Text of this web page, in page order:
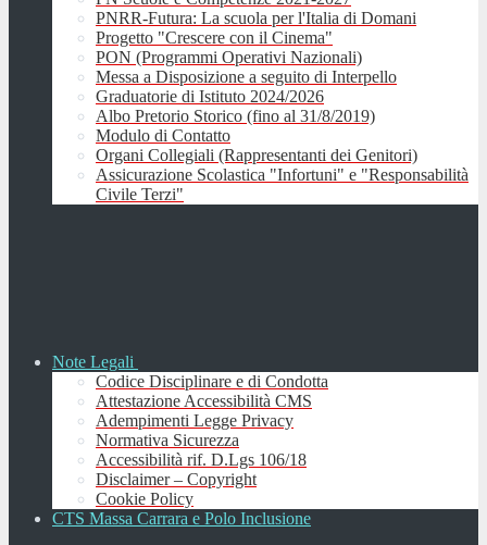
PNRR-Futura: La scuola per l'Italia di Domani
Progetto "Crescere con il Cinema"
PON (Programmi Operativi Nazionali)
Messa a Disposizione a seguito di Interpello
Graduatorie di Istituto 2024/2026
Albo Pretorio Storico (fino al 31/8/2019)
Modulo di Contatto
Organi Collegiali (Rappresentanti dei Genitori)
Assicurazione Scolastica "Infortuni" e "Responsabilità
Civile Terzi"
Note Legali
Codice Disciplinare e di Condotta
Attestazione Accessibilità CMS
Adempimenti Legge Privacy
Normativa Sicurezza
Accessibilità rif. D.Lgs 106/18
Disclaimer – Copyright
Cookie Policy
CTS Massa Carrara e Polo Inclusione